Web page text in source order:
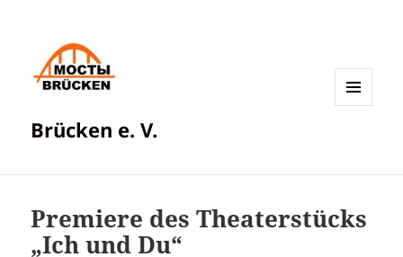
Brücken e. V.
Premiere des Theaterstücks
„Ich und Du“